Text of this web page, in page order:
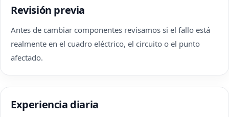
Revisión previa
Antes de cambiar componentes revisamos si el fallo está
realmente en el cuadro eléctrico, el circuito o el punto
afectado.
Experiencia diaria